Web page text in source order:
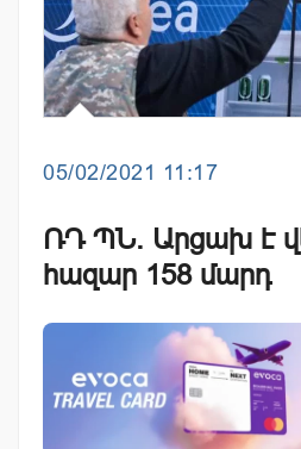
05/02/2021 11:17
ՌԴ ՊՆ. Արցախ է
հազար 158 մարդ